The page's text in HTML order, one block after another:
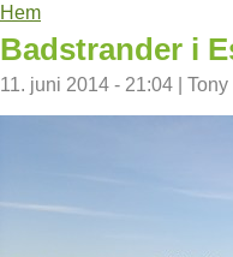
Hem
Badstrander i
11. juni 2014 - 21:04 Tony